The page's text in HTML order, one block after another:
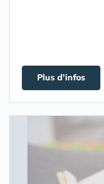
Plus d'infos